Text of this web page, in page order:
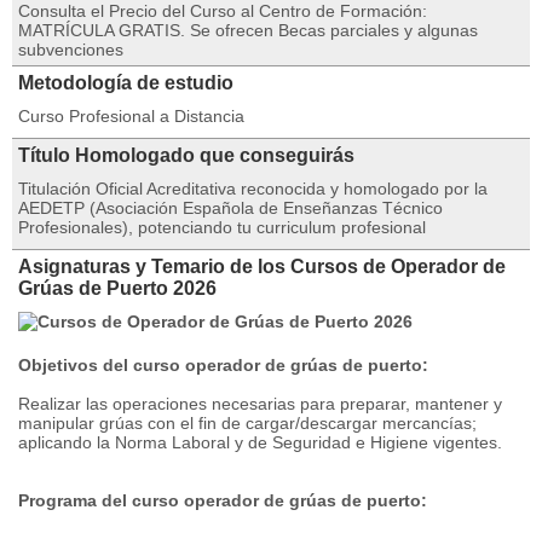
Consulta el Precio del Curso al Centro de Formación:
MATRÍCULA GRATIS. Se ofrecen Becas parciales y algunas
subvenciones
Metodología de estudio
Curso Profesional a Distancia
Título Homologado que conseguirás
Titulación Oficial Acreditativa reconocida y homologado por la
AEDETP (Asociación Española de Enseñanzas Técnico
Profesionales), potenciando tu curriculum profesional
Asignaturas y Temario de los Cursos de Operador de
Grúas de Puerto 2026
Objetivos del curso operador de grúas de puerto:
Realizar las operaciones necesarias para preparar, mantener y
manipular grúas con el fin de cargar/descargar mercancías;
aplicando la Norma Laboral y de Seguridad e Higiene vigentes.
Programa del curso operador de grúas de puerto: